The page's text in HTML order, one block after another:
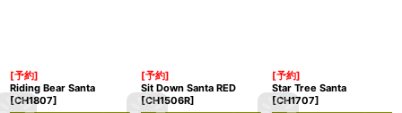
[予約]
Riding Bear Santa
[CH1807]
[予約]
Sit Down Santa RED
[CH1506R]
[予約]
Star Tree Santa
[CH1707]